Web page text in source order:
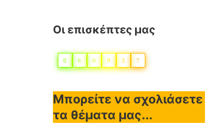
Οι επισκέπτες μας
0 6 0 9 3 7
Μπορείτε να σχολιάσετε
τα θέματα μας...